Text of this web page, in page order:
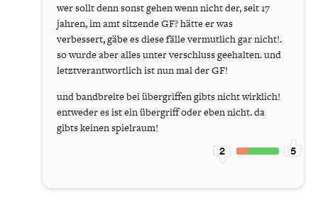
wer sollt denn sonst gehen wenn nicht der, seit 17
jahren, im amt sitzende GF? hätte er was
verbessert, gäbe es diese fälle vermutlich gar nicht!.
so wurde aber alles unter verschluss geehalten. und
letztverantwortlich ist nun mal der GF!
und bandbreite bei übergriffen gibts nicht wirklich!
entweder es ist ein übergriff oder eben nicht. da
gibts keinen spielraum!
2 5